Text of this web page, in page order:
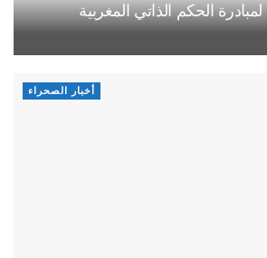
الحكم الذاتي المغربية
أخبار الصحراء